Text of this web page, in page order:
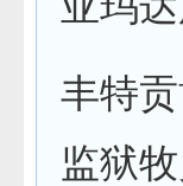
丰特
监狱